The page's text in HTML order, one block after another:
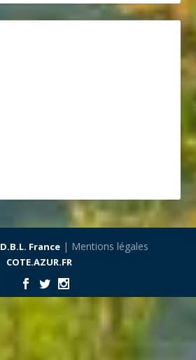
D.B.L. France| Mentions légales
COTE.AZUR.FR